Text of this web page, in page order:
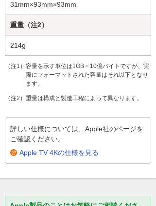
31mm×93mm×93mm
重量（注2）
214g
（注1）容量を示す単位は1GB＝10億バイトですが、実
際にフォーマットされた容量はそれ以下となり
ます。
（注2）重量は構成と製造工程によって異なります。
詳しい仕様については、Apple社のページを
ご確認ください。
Apple TV 4Kの仕様を見る